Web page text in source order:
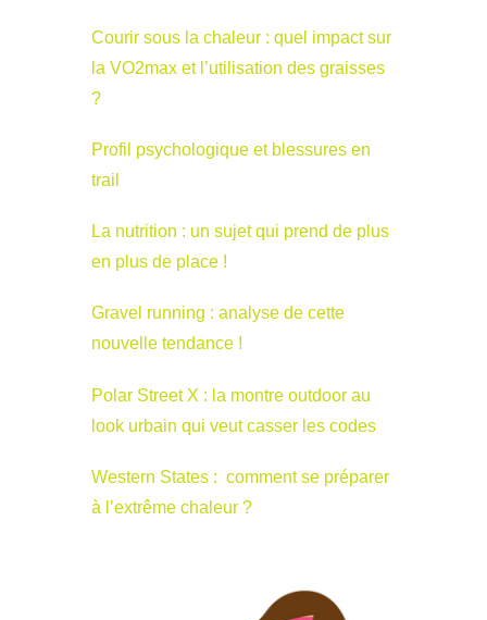
Courir sous la chaleur : quel impact sur
la VO2max et l’utilisation des graisses
?
Profil psychologique et blessures en
trail
La nutrition : un sujet qui prend de plus
en plus de place !
Gravel running : analyse de cette
nouvelle tendance !
Polar Street X : la montre outdoor au
look urbain qui veut casser les codes
Western States : comment se préparer
à l’extrême chaleur ?